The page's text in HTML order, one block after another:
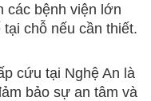
các bệnh viện lớn
chỗ nếu cần thiết.
cứu tại Nghệ An là
bảo sự an tâm và